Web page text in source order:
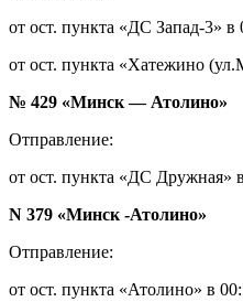
от ост. пункта «ДС Запад-3» в
от ост. пункта «Хатежино
№ 429 «Минск — Атолино»
Отправление:
от ост. пункта «ДС Дружная»
N 379 «Минск -Атолино»
Отправление:
от ост. пункта «Атолино» в